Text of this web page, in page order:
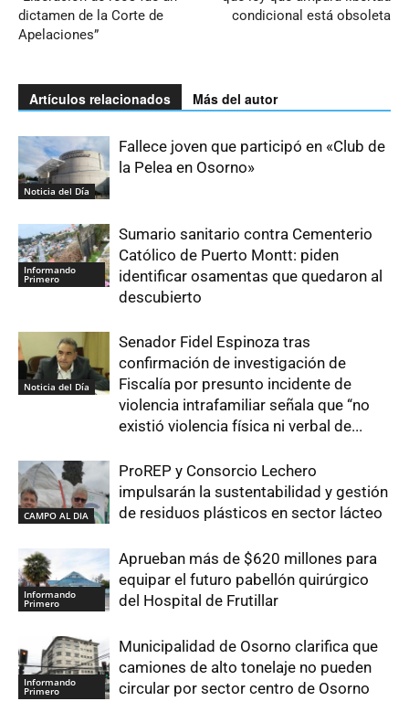
dictamen de la Corte de
Apelaciones”
condicional está obsoleta
Artículos relacionados Más del autor
Noticia del Día
Fallece joven que participó en «Club de
la Pelea en Osorno»
Informando
Primero
Sumario sanitario contra Cementerio
Católico de Puerto Montt: piden
identificar osamentas que quedaron al
descubierto
Noticia del Día
Senador Fidel Espinoza tras
confirmación de investigación de
Fiscalía por presunto incidente de
violencia intrafamiliar señala que “no
existió violencia física ni verbal de...
CAMPO AL DIA
ProREP y Consorcio Lechero
impulsarán la sustentabilidad y gestión
de residuos plásticos en sector lácteo
Informando
Primero
Aprueban más de $620 millones para
equipar el futuro pabellón quirúrgico
del Hospital de Frutillar
Informando
Primero
Municipalidad de Osorno clarifica que
camiones de alto tonelaje no pueden
circular por sector centro de Osorno